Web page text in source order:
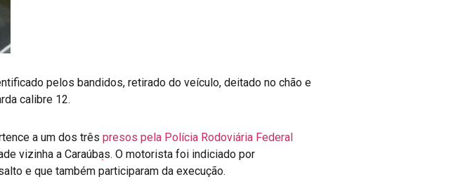
pelos bandidos, retirado do veículo, deitado no chão e
calibre 12.
a um dos três presos pela Polícia Rodoviária Federal
vizinha a Caraúbas. O motorista foi indiciado por
e que também participaram da execução.